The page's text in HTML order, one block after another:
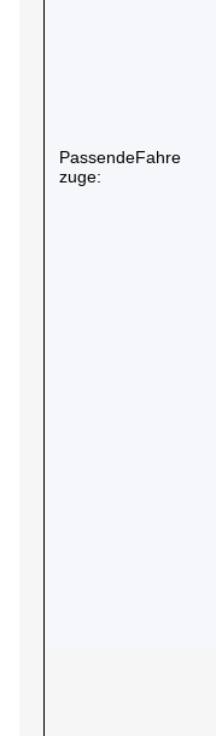
PassendeFahre
zuge: